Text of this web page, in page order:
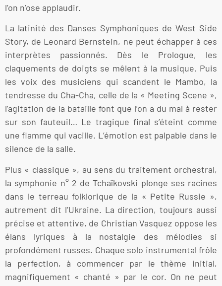
l’on n’ose applaudir.
La latinité des Danses Symphoniques de West Side
Story, de Leonard Bernstein, ne peut échapper à ces
interprètes passionnés. Dès le Prologue, les
claquements de doigts se mêlent à la musique. Puis
les voix des musiciens qui scandent le Mambo, la
tendresse du Cha-Cha, celle de la « Meeting Scene »,
l’agitation de la bataille font que l’on a du mal à rester
sur son fauteuil… Le tragique final s’éteint comme
une flamme qui vacille. L’émotion est palpable dans le
silence de la salle.
Plus « classique », au sens du traitement orchestral,
la symphonie n° 2 de Tchaïkovski plonge ses racines
dans le terreau folklorique de la « Petite Russie »,
autrement dit l’Ukraine. La direction, toujours aussi
précise et attentive, de Christian Vasquez oppose les
élans lyriques à la nostalgie des mélodies si
profondément russes. Chaque solo instrumental frôle
la perfection, à commencer par le thème initial,
magnifiquement « chanté » par le cor. On ne peut